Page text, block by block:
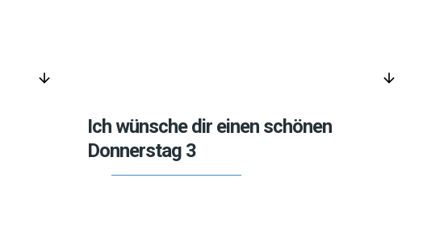
arrow_downward arrow_downward
Ich wünsche dir einen schönen
Donnerstag 3